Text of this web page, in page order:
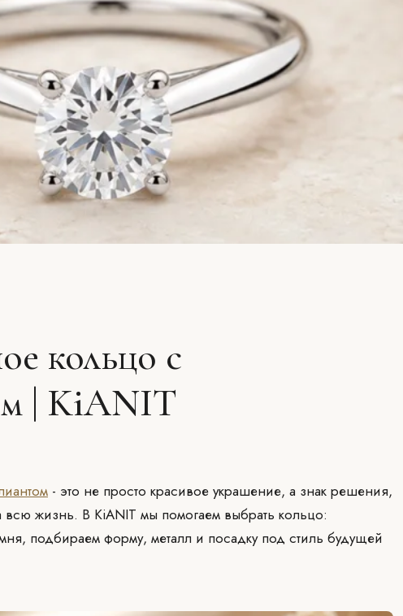
кольцо с
| KiANIT
- это не просто красивое украшение, а знак решения,
всю жизнь. В KiANIT мы помогаем выбрать кольцо:
подбираем форму, металл и посадку под стиль будущей